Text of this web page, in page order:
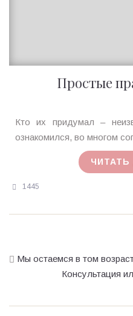
Простые
Ирина
MagicTantra
Кто их придумал –
ознакомился, во многом
ЧИТАТЬ
1445
Мы остаемся в том
Консультация